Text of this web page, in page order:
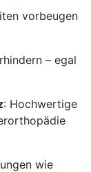
vorbeugen
– egal
: Hochwertige
wie